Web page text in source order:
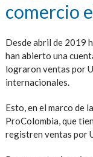
comercio
Desde abril de 2019
han abierto una
lograron ventas por
internacionales.
Esto, en el marco de
ProColombia, que
registren ventas por